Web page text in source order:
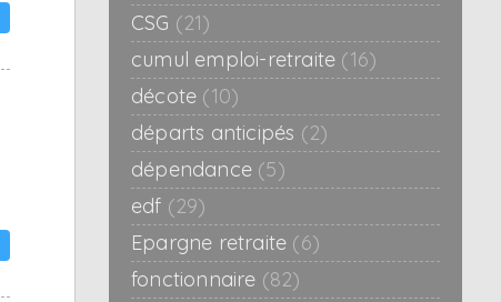
CSG (21)
cumul emploi-retraite (16)
décote (10)
départs anticipés (2)
dépendance (5)
edf (29)
Epargne retraite (6)
fonctionnaire (82)